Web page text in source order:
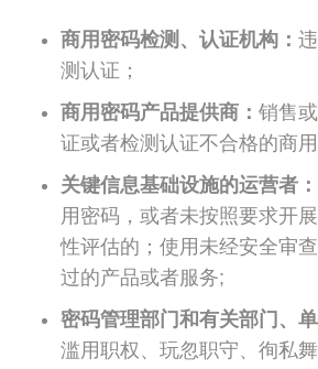
商用密码检测、认证机构：
测认证；
商用密码产品提供商： 销售
证或者检测认证不合格的商
关键信息基础设施的运营者：
用密码，或者未按照要求开
性评估的；使用未经安全审
过的产品或者服务;
密码管理部门和有关部门、单
滥用职权、玩忽职守、徇私